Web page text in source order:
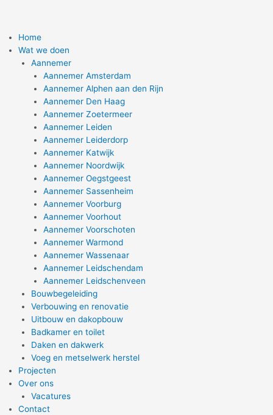
Home
Wat we doen
Aannemer
Aannemer Amsterdam
Aannemer Alphen aan den Rijn
Aannemer Den Haag
Aannemer Zoetermeer
Aannemer Leiden
Aannemer Leiderdorp
Aannemer Katwijk
Aannemer Noordwijk
Aannemer Oegstgeest
Aannemer Sassenheim
Aannemer Voorburg
Aannemer Voorhout
Aannemer Voorschoten
Aannemer Warmond
Aannemer Wassenaar
Aannemer Leidschendam
Aannemer Leidschenveen
Bouwbegeleiding
Verbouwing en renovatie
Uitbouw en dakopbouw
Badkamer en toilet
Daken en dakwerk
Voeg en metselwerk herstel
Projecten
Over ons
Vacatures
Contact